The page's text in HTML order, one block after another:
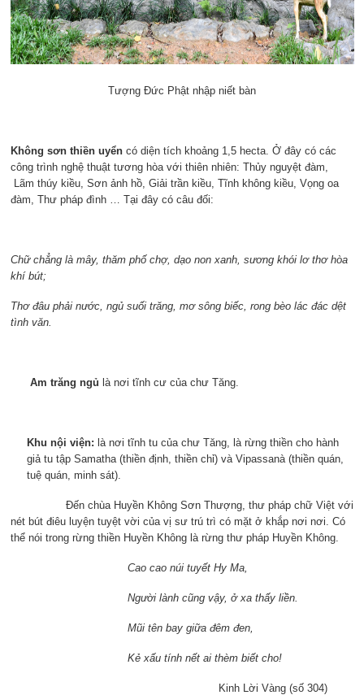
Tượng Đức Phật nhập niết bàn
Không sơn thiền uyểncó diện tích khoảng 1,5 hecta. Ở đây có các
công trình nghệ thuật tương hòa với thiên nhiên: Thủy nguyệt đàm,
Lãm thúy kiều, Sơn ảnh hồ, Giải trần kiều, Tĩnh không kiều, Vọng oa
đàm, Thư pháp đình … Tại đây có câu đối:
Chữ chẳng là mây, thăm phố chợ, dạo non xanh, sương khói lơ thơ hòa
khí bút;
Thơ đâu phải nước, ngủ suối trăng, mơ sông biếc, rong bèo lác đác dệt
tình văn.
Am trăng ngủ là nơi tĩnh cư của chư Tăng.
Khu nội viện: là nơi tĩnh tu của chư Tăng, là rừng thiền cho hành
giả tu tập Samatha (thiền định, thiền chỉ) và Vipassanà (thiền quán,
tuệ quán, minh sát).
Đến chùa Huyền Không Sơn Thượng, thư pháp chữ Việt với
nét bút điêu luyện tuyệt vời của vị sư trú trì có mặt ở khắp nơi nơi. Có
thể nói trong rừng thiền Huyền Không là rừng thư pháp Huyền Không.
Cao cao núi tuyết Hy Ma,
Người lành cũng vậy, ở xa thấy liền.
Mũi tên bay giữa đêm đen,
Kẻ xấu tính nết ai thèm biết cho!
Kinh Lời Vàng (số 304)